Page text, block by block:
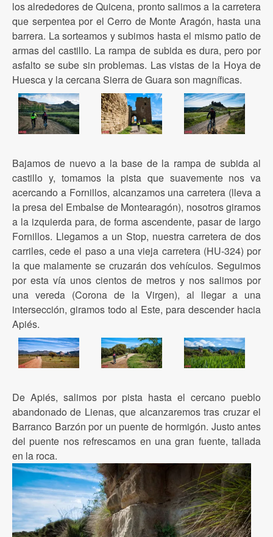
los alrededores de Quicena, pronto salimos a la carretera
que serpentea por el Cerro de Monte Aragón, hasta una
barrera. La sorteamos y subimos hasta el mismo patio de
armas del castillo. La rampa de subida es dura, pero por
asfalto se sube sin problemas. Las vistas de la Hoya de
Huesca y la cercana Sierra de Guara son magníficas.
Bajamos de nuevo a la base de la rampa de subida al
castillo y, tomamos la pista que suavemente nos va
acercando a Fornillos, alcanzamos una carretera (lleva a
la presa del Embalse de Montearagón), nosotros giramos
a la izquierda para, de forma ascendente, pasar de largo
Fornillos. Llegamos a un Stop, nuestra carretera de dos
carriles, cede el paso a una vieja carretera (HU-324) por
la que malamente se cruzarán dos vehículos. Seguimos
por esta vía unos cientos de metros y nos salimos por
una vereda (Corona de la Virgen), al llegar a una
intersección, giramos todo al Este, para descender hacia
Apiés.
De Apiés, salimos por pista hasta el cercano pueblo
abandonado de Lienas, que alcanzaremos tras cruzar el
Barranco Barzón por un puente de hormigón. Justo antes
del puente nos refrescamos en una gran fuente, tallada
en la roca.